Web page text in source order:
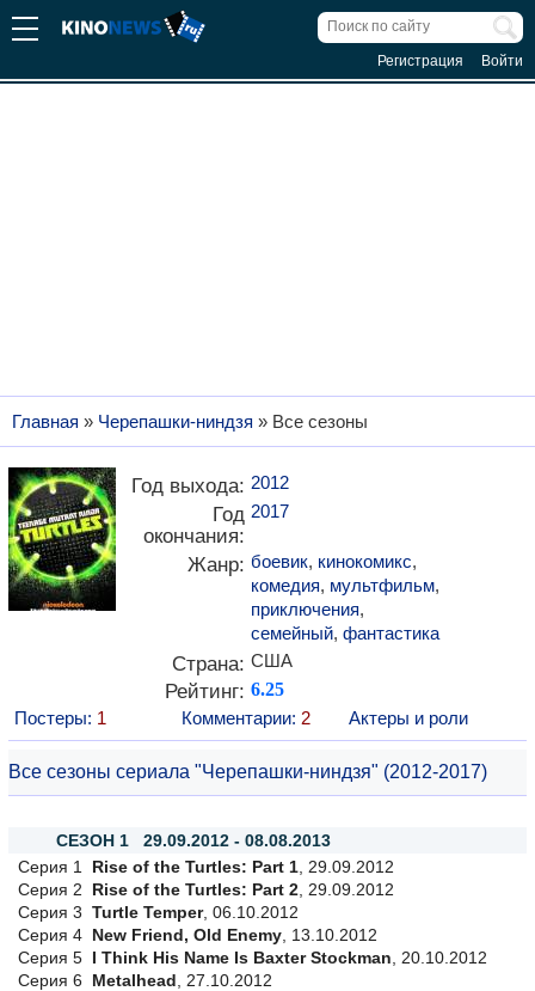
Регистрация Войти
Главная » Черепашки-ниндзя » Все сезоны
Год выхода: 2012
Год
окончания:
2017
Жанр: боевик, кинокомикс,
комедия, мультфильм,
приключения,
семейный, фантастика
Страна: США
Рейтинг: 6.25
Постеры: 1 Комментарии: 2 Актеры и роли
Все сезоны сериала "Черепашки-ниндзя" (2012-2017)
СЕЗОН 1 29.09.2012 - 08.08.2013
Серия 1
Rise of the Turtles: Part 1 , 29.09.2012
Серия 2
Rise of the Turtles: Part 2 , 29.09.2012
Серия 3 Turtle Temper, 06.10.2012
Серия 4 New Friend, Old Enemy , 13.10.2012
Серия 5 I Think His Name Is Baxter Stockman , 20.10.2012
Серия 6
Metalhead , 27.10.2012